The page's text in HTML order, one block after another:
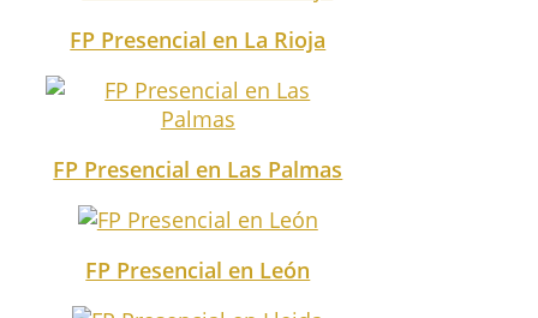
FP Presencial en La Rioja
FP Presencial en Las Palmas
FP Presencial en León